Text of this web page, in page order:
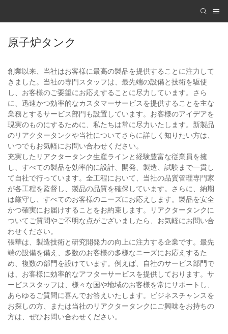
原子炉タンク
創業以来、当社はお客様に最高の製品を提供することに注力して
きました。当社の専門スタッフは、最先端の設備と技術を駆使
し、お客様のご要望にお応えすることに尽力しています。さら
に、迅速かつ効率的なカスタマーサービスを提供することを主な
業務とするサービス部門も設置しています。お客様のアイデアを
現実のものにするために、私たちは常に尽力いたします。新製品
のリアクタータンクや当社についてさらに詳しく知りたい方は、
いつでもお気軽にお問い合わせください。
充実したリアクタータンク生産ラインと経験豊富な従業員を擁
し、すべての製品を効率的に設計、開発、製造、試験まで一貫し
て自社で行っています。全工程において、当社の品質管理専門家
が各工程を監督し、製品の品質を確保しています。さらに、納期
は厳守し、すべてのお客様のニーズにお応えします。製品を安全
かつ確実にお届けすることをお約束します。リアクタータンクに
ついてご質問やご不明な点がございましたら、お気軽にお問い合
わせください。
張華は、製造技術と研究開発力の向上に注力する企業です。最先
端の設備を備え、多数のお客様の多様なニーズにお応えするた
め、複数の部門を設けています。例えば、自社のサービス部門で
は、お客様に効率的なアフターサービスを提供しております。サ
ービススタッフは、様々な国や地域のお客様を常にサポートし、
あらゆるご質問に喜んでお答えいたします。ビジネスチャンスを
お探しの方、または当社のリアクタータンクにご興味をお持ちの
方は、ぜひお問い合わせください。